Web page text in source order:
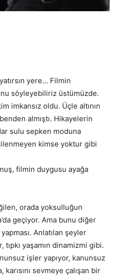
yere… Filmin
söyleyebiliriz üstümüzde.
imkansız oldu. Üçle altının
almıştı. Hikayelerin
sulu sepken moduna
kimse yoktur gibi
filmin duygusu ayağa
orada yoksulluğun
geçiyor. Ama bunu diğer
Anlatılan şeyler
yaşamın dinamizmi gibi.
işler yapıyor, kanunsuz
sevmeye çalışan bir